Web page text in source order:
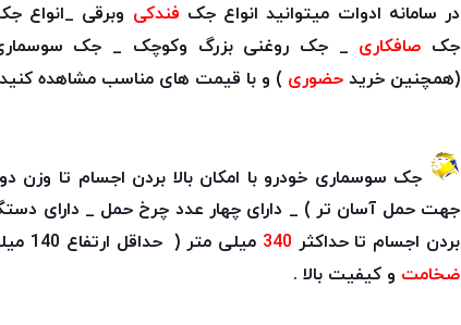
در سامانه ادوات میتوانید انواع جک فندکی وبرقی _انواع
جک صافکاری _ جک روغنی بزرگ وکوچک _ جک
(همچنین خرید حضوری ) و با قیمت های مناسب مشاهده
جک سوسماری خودرو با امکان بالا بردن اجسام تا وزن
جهت حمل آسان تر ) _ دارای چهار عدد چرخ حمل _ دارای
بردن اجسام تا حداکثر 340 میلی متر ( حداقل ارتفاع 140 میلی متر ) _ دارای ورق با
ضخامت و کیفیت بالا .